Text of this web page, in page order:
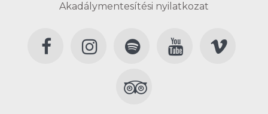
Akadálymentesítési nyilatkozat